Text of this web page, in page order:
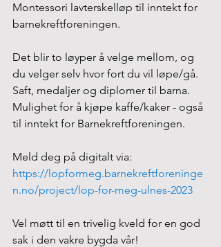
Montessori lavterskelløp til inntekt for
barnekreftforeningen.
Det blir to løyper å velge mellom, og
du velger selv hvor fort du vil løpe/gå.
Saft, medaljer og diplomer til barna.
Mulighet for å kjøpe kaffe/kaker - også
til inntekt for Barnekreftforeningen.
Meld deg på digitalt via:
https://lopformeg.barnekreftforeninge
n.no/project/lop-for-meg-ulnes-2023
Vel møtt til en trivelig kveld for en god
sak i den vakre bygda vår!